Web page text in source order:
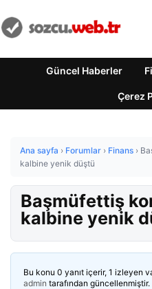
Güncel Haberler
Çerez
Ana sayfa › Forumlar › Finans ›
kalbine yenik düştü
Başmüfettiş
kalbine yenik
Bu konu 0 yanıt içerir, 1 izleyen
admin tarafından güncellenmiştir.